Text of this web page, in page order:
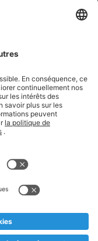
légales
et jusqu'à
serions
et TVA incl.
a été adoptée